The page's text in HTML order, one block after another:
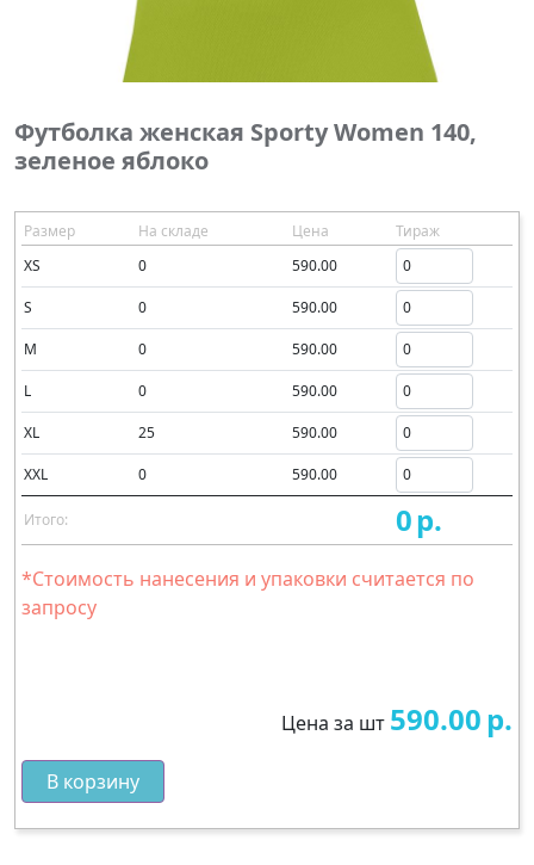
Футболка женская Sporty Women 140,
зеленое яблоко
Размер На складе Цена
Тираж
XS
0 590.00
S 0 590.00
M 0 590.00
L 0 590.00
XL 25 590.00
XXL 0 590.00
Итого: 0р.
*Стоимость нанесения и упаковки считается по
запросу
Цена за шт 590.00р.
В корзину